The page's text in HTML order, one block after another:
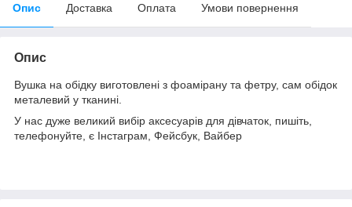
Опис Доставка Оплата Умови повернення
Опис
Вушка на обідку виготовлені з фоамірану та фетру, сам обідок
металевий у тканині.
У нас дуже великий вибір аксесуарів для дівчаток, пишіть,
телефонуйте, є Інстаграм, Фейсбук, Вайбер